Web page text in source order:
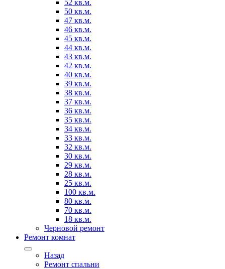
52 кв.м.
50 кв.м.
47 кв.м.
46 кв.м.
45 кв.м.
44 кв.м.
43 кв.м.
42 кв.м.
40 кв.м.
39 кв.м.
38 кв.м.
37 кв.м.
36 кв.м.
35 кв.м.
34 кв.м.
33 кв.м.
32 кв.м.
30 кв.м.
29 кв.м.
28 кв.м.
25 кв.м.
100 кв.м.
80 кв.м.
70 кв.м.
18 кв.м.
Черновой ремонт
Ремонт комнат
Назад
Ремонт спальни